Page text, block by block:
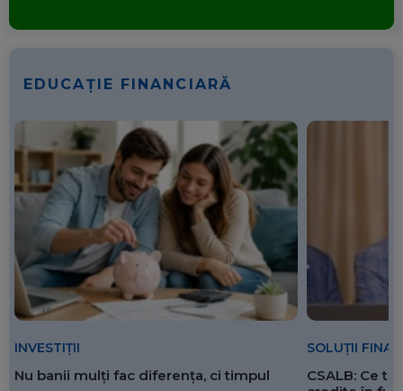
EDUCAȚIE FINANCIARĂ
INVESTIȚII
Nu banii mulți fac diferența, ci timpul
SOLUȚII
CSALB: Ce